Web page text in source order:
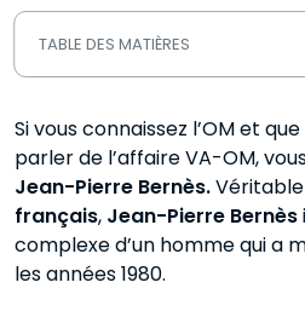
TABLE DES MATIÈRES
Jean-Pierre Bernès
son portefeuille
Les polémiques de
À combien s’élève la
Si vous connaissez l’OM et
parler de l’affaire VA-OM,
Jean-Pierre Bernès.
français, Jean-Pierre Bernès
complexe d’un homme qui a
les années 1980.